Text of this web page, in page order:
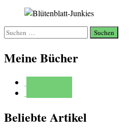
Suchen
nach:
Meine Bücher
Beliebte Artikel